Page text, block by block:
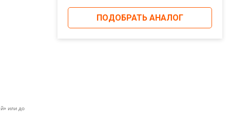
или до
ПОДОБРАТЬ АНАЛОГ